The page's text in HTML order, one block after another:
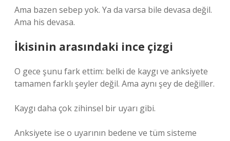
Ama bazen sebep yok. Ya da varsa bile devasa değil.
Ama his devasa.
İkisinin arasındaki ince çizgi
O gece şunu fark ettim: belki de kaygı ve anksiyete
tamamen farklı şeyler değil. Ama aynı şey de değiller.
Kaygı daha çok zihinsel bir uyarı gibi.
Anksiyete ise o uyarının bedene ve tüm sisteme